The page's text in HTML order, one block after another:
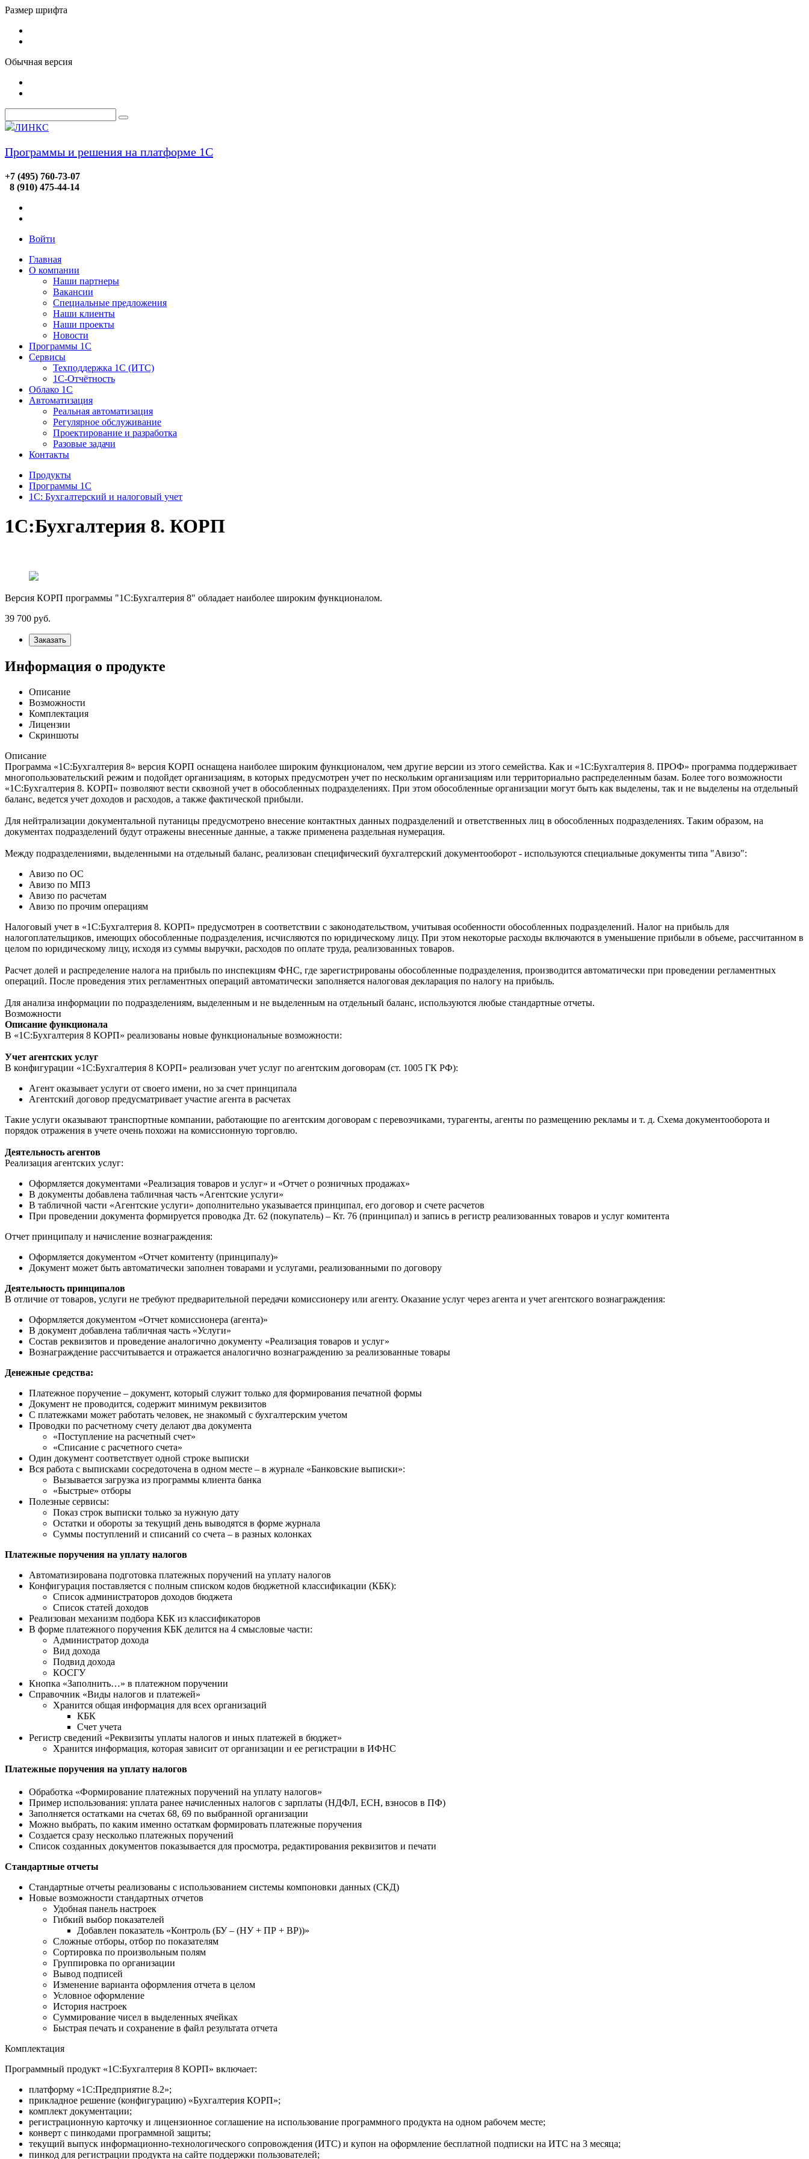
Размер шрифта
Обычная версия
ЛИНКС
Программы и решения на платформе 1С
+7 (495) 760-73-07
8 (910) 475-44-14
Войти
Главная
О компании
Наши партнеры
Вакансии
Специальные предложения
Наши клиенты
Наши проекты
Новости
Программы 1С
Сервисы
Техподдержка 1С (ИТС)
1С-Отчётность
Облако 1С
Автоматизация
Реальная автоматизация
Регулярное обслуживание
Проектирование и разработка
Разовые задачи
Контакты
Продукты
Программы 1С
1С: Бухгалтерский и налоговый учет
1С:Бухгалтерия 8. КОРП
Версия КОРП программы "1С:Бухгалтерия 8" обладает наиболее широким функционалом.
39 700 руб.
Заказать
Информация о продукте
Описание
Возможности
Комплектация
Лицензии
Скриншоты
Описание
Программа «1С:Бухгалтерия 8» версия КОРП оснащена наиболее широким функционалом, чем другие версии из этого семейства. Как и «1С:Бухгалтерия 8. ПРОФ» программа поддерживает
многопользовательский режим и подойдет организациям, в которых предусмотрен учет по нескольким организациям или территориально распределенным базам. Более того возможности
«1С:Бухгалтерия 8. КОРП» позволяют вести сквозной учет в обособленных подразделениях. При этом обособленные организации могут быть как выделены, так и не выделены на отдельный
баланс, ведется учет доходов и расходов, а также фактической прибыли.
Для нейтрализации документальной путаницы предусмотрено внесение контактных данных подразделений и ответственных лиц в обособленных подразделениях. Таким образом, на
документах подразделений будут отражены внесенные данные, а также применена раздельная нумерация.
Между подразделениями, выделенными на отдельный баланс, реализован специфический бухгалтерский документооборот - используются специальные документы типа "Авизо":
Авизо по ОС
Авизо по МПЗ
Авизо по расчетам
Авизо по прочим операциям
Налоговый учет в «1С:Бухгалтерия 8. КОРП» предусмотрен в соответствии с законодательством, учитывая особенности обособленных подразделений. Налог на прибыль для
налогоплательщиков, имеющих обособленные подразделения, исчисляются по юридическому лицу. При этом некоторые расходы включаются в уменьшение прибыли в объеме, рассчитанном в
целом по юридическому лицу, исходя из суммы выручки, расходов по оплате труда, реализованных товаров.
Расчет долей и распределение налога на прибыль по инспекциям ФНС, где зарегистрированы обособленные подразделения, производится автоматически при проведении регламентных
операций. После проведения этих регламентных операций автоматически заполняется налоговая декларация по налогу на прибыль.
Для анализа информации по подразделениям, выделенным и не выделенным на отдельный баланс, используются любые стандартные отчеты.
Возможности
Описание функционала
В «1С:Бухгалтерия 8 КОРП» реализованы новые функциональные возможности:
Учет агентских услуг
В конфигурации «1С:Бухгалтерия 8 КОРП» реализован учет услуг по агентским договорам (ст. 1005 ГК РФ):
Агент оказывает услуги от своего имени, но за счет принципала
Агентский договор предусматривает участие агента в расчетах
Такие услуги оказывают транспортные компании, работающие по агентским договорам с перевозчиками, турагенты, агенты по размещению рекламы и т. д. Схема документооборота и
порядок отражения в учете очень похожи на комиссионную торговлю.
Деятельность агентов
Реализация агентских услуг:
Оформляется документами «Реализация товаров и услуг» и «Отчет о розничных продажах»
В документы добавлена табличная часть «Агентские услуги»
В табличной части «Агентские услуги» дополнительно указывается принципал, его договор и счете расчетов
При проведении документа формируется проводка Дт. 62 (покупатель) – Кт. 76 (принципал) и запись в регистр реализованных товаров и услуг комитента
Отчет принципалу и начисление вознаграждения:
Оформляется документом «Отчет комитенту (принципалу)»
Документ может быть автоматически заполнен товарами и услугами, реализованными по договору
Деятельность принципалов
В отличие от товаров, услуги не требуют предварительной передачи комиссионеру или агенту. Оказание услуг через агента и учет агентского вознаграждения:
Оформляется документом «Отчет комиссионера (агента)»
В документ добавлена табличная часть «Услуги»
Состав реквизитов и проведение аналогично документу «Реализация товаров и услуг»
Вознаграждение рассчитывается и отражается аналогично вознаграждению за реализованные товары
Денежные средства:
Платежное поручение – документ, который служит только для формирования печатной формы
Документ не проводится, содержит минимум реквизитов
С платежками может работать человек, не знакомый с бухгалтерским учетом
Проводки по расчетному счету делают два документа
«Поступление на расчетный счет»
«Списание с расчетного счета»
Один документ соответствует одной строке выписки
Вся работа с выписками сосредоточена в одном месте – в журнале «Банковские выписки»:
Вызывается загрузка из программы клиента банка
«Быстрые» отборы
Полезные сервисы:
Показ строк выписки только за нужную дату
Остатки и обороты за текущий день выводятся в форме журнала
Суммы поступлений и списаний со счета – в разных колонках
Платежные поручения на уплату налогов
Автоматизирована подготовка платежных поручений на уплату налогов
Конфигурация поставляется с полным списком кодов бюджетной классификации (КБК):
Список администраторов доходов бюджета
Список статей доходов
Реализован механизм подбора КБК из классификаторов
В форме платежного поручения КБК делится на 4 смысловые части:
Администратор дохода
Вид дохода
Подвид дохода
КОСГУ
Кнопка «Заполнить…» в платежном поручении
Справочник «Виды налогов и платежей»
Хранится общая информация для всех организаций
КБК
Счет учета
Регистр сведений «Реквизиты уплаты налогов и иных платежей в бюджет»
Хранится информация, которая зависит от организации и ее регистрации в ИФНС
Платежные поручения на уплату налогов
Обработка «Формирование платежных поручений на уплату налогов»
Пример использования: уплата ранее начисленных налогов с зарплаты (НДФЛ, ЕСН, взносов в ПФ)
Заполняется остатками на счетах 68, 69 по выбранной организации
Можно выбрать, по каким именно остаткам формировать платежные поручения
Создается сразу несколько платежных поручений
Список созданных документов показывается для просмотра, редактирования реквизитов и печати
Стандартные отчеты
Стандартные отчеты реализованы с использованием системы компоновки данных (СКД)
Новые возможности стандартных отчетов
Удобная панель настроек
Гибкий выбор показателей
Добавлен показатель «Контроль (БУ – (НУ + ПР + ВР))»
Сложные отборы, отбор по показателям
Сортировка по произвольным полям
Группировка по организации
Вывод подписей
Изменение варианта оформления отчета в целом
Условное оформление
История настроек
Суммирование чисел в выделенных ячейках
Быстрая печать и сохранение в файл результата отчета
Комплектация
Программный продукт «1С:Бухгалтерия 8 КОРП» включает:
платформу «1С:Предприятие 8.2»;
прикладное решение (конфигурацию) «Бухгалтерия КОРП»;
комплект документации;
регистрационную карточку и лицензионное соглашение на использование программного продукта на одном рабочем месте;
конверт с пинкодами программной защиты;
текущий выпуск информационно-технологического сопровождения (ИТС) и купон на оформление бесплатной подписки на ИТС на 3 месяца;
пинкод для регистрации продукта на сайте поддержки пользователей;